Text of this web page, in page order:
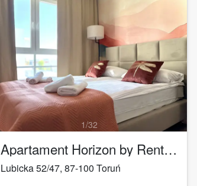
1/32
Apartament Horizon by Rentoom
Lubicka 52/47,87-100 Toruń